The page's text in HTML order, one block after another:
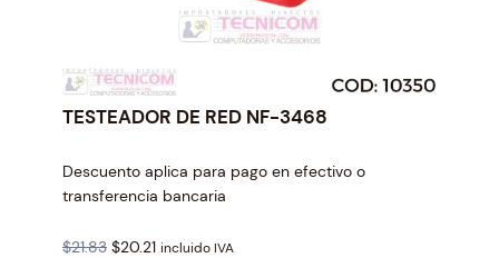
TESTEADOR DE RED NF-3468
Descuento aplica para pago en efectivo o
transferencia bancaria
$21.83 O
$20.21Cincluido IVA